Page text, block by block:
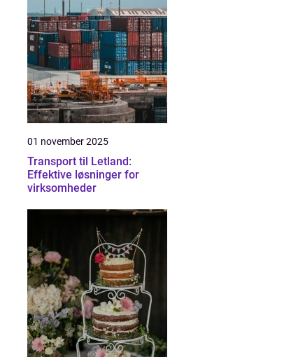
01 november 2025
Transport til Letland:
Effektive løsninger for
virksomheder